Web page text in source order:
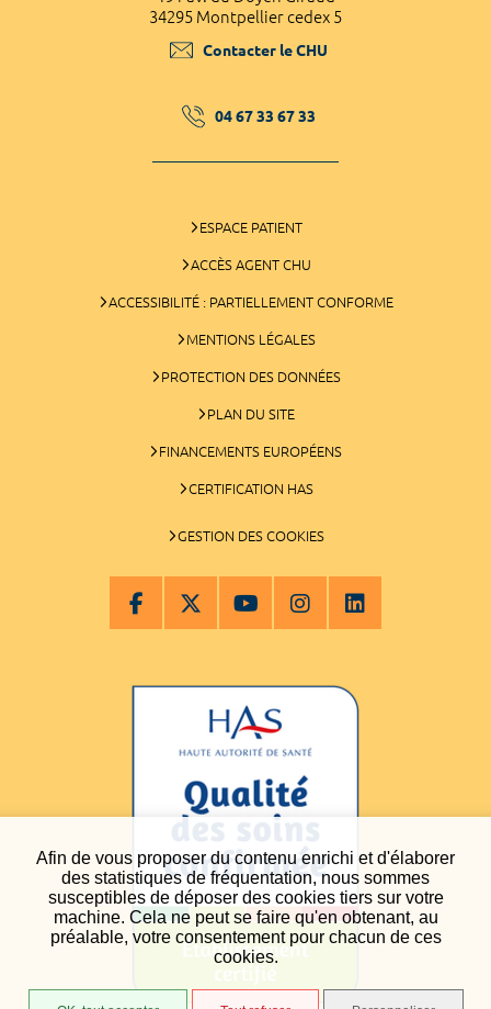
Afin de vous proposer du contenu enrichi et d'élaborer
des statistiques de fréquentation, nous sommes
susceptibles de déposer des cookies tiers sur votre
machine. Cela ne peut se faire qu'en obtenant, au
préalable, votre consentement pour chacun de ces
cookies.
34295 Montpellier cedex 5
Contacter le CHU
04 67 33 67 33
ESPACE PATIENT
ACCÈS AGENT CHU
ACCESSIBILITÉ : PARTIELLEMENT CONFORME
MENTIONS LÉGALES
PROTECTION DES DONNÉES
PLAN DU SITE
FINANCEMENTS EUROPÉENS
CERTIFICATION HAS
GESTION DES COOKIES